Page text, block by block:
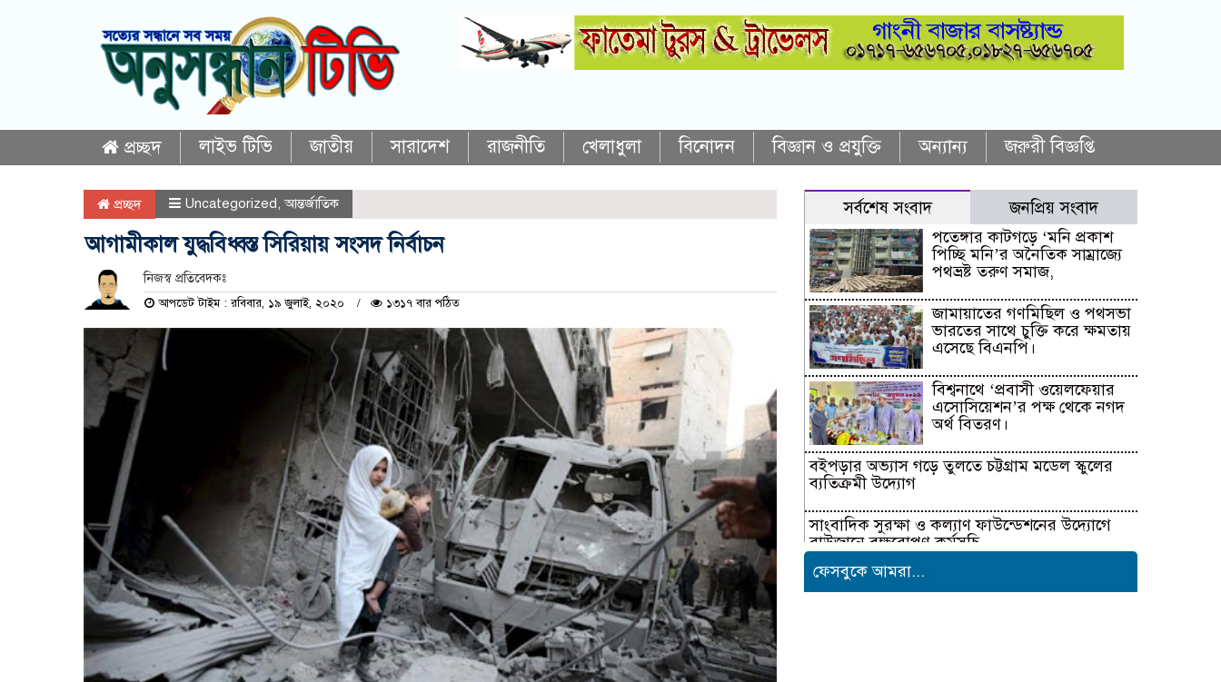
প্রচ্ছদ লাইভ টিভি জাতীয় সারাদেশ রাজনীতি খেলাধুলা বিনোদন বিজ্ঞান ও প্রযুক্তি অন্যান্য জরুরী বিজ্ঞপ্তি
প্রচ্ছদ Uncategorized, আন্তর্জাতিক
আগামীকাল যুদ্ধবিধ্বস্ত সিরিয়ায় সংসদ নির্বাচন
নিজস্ব প্রতিবেদকঃ
আপডেট টাইম : রবিবার, ১৯ জুলাই, ২০২০ ১৩১৭ বার পঠিত
সর্বশেষ সংবাদ জনপ্রিয় সংবাদ
পতেঙ্গার কাটগড়ে ‘মনি প্রকাশ
পিচ্ছি মনি’র অনৈতিক সাম্রাজ্যে
পথভ্রষ্ট তরুণ সমাজ,
জামায়াতের গণমিছিল ও পথসভা
ভারতের সাথে চুক্তি করে ক্ষমতায়
এসেছে বিএনপি।
বিশ্বনাথে ‘প্রবাসী ওয়েলফেয়ার
এসোসিয়েশন’র পক্ষ থেকে নগদ
অর্থ বিতরণ।
বইপড়ার অভ্যাস গড়ে তুলতে চট্টগ্রাম মডেল স্কুলের
ব্যতিক্রমী উদ্যোগ
সাংবাদিক সুরক্ষা ও কল্যাণ ফাউন্ডেশনের উদ্যোগে
রাউজানে বৃক্ষরোপণ কর্মসূচি
ফেসবুকে আমরা...